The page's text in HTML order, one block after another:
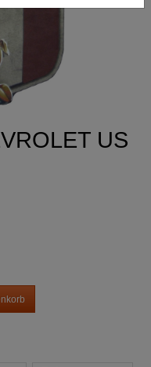
US